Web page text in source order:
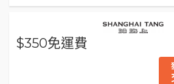
$350免運費